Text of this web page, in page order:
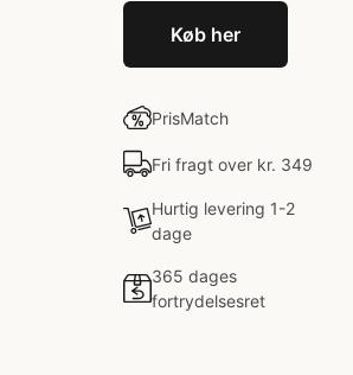
Køb her
PrisMatch
Fri fragt over kr. 349
Hurtig levering 1-2
dage
365 dages
fortrydelsesret